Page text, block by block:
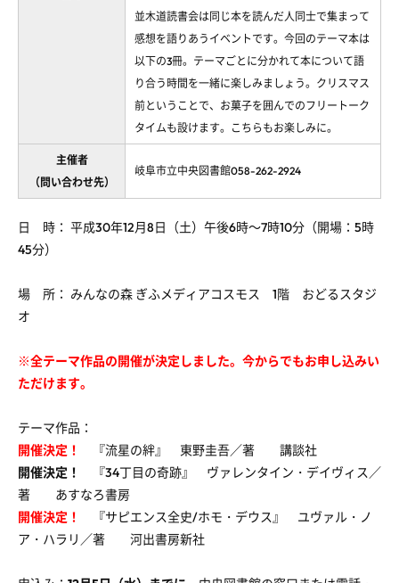
並木道読書会は同じ本を読んだ人同士で集まって
感想を語りあうイベントです。今回のテーマ本は
以下の3冊。テーマごとに分かれて本について語
り合う時間を一緒に楽しみましょう。クリスマス
前ということで、お菓子を囲んでのフリートーク
タイムも設けます。こちらもお楽しみに。
主催者
（問い合わせ先）
岐阜市立中央図書館058-262-2924
日 時： 平成30年12月8日（土）午後6時～7時10分（開場：5時
45分）
場 所： みんなの森 ぎふメディアコスモス 1階 おどるスタジ
オ
※全テーマ作品の開催が決定しました。今からでもお申し込みい
ただけます。
テーマ作品：
開催決定！
『流星の絆』 東野圭吾／著 講談社
開催決定！
『34丁目の奇跡』 ヴァレンタイン・デイヴィス／
著 あすなろ書房
開催決定！
『サピエンス全史/ホモ・デウス』 ユヴァル・ノ
ア・ハラリ／著 河出書房新社